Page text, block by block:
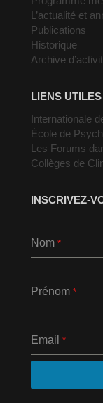
L’actualité et
Publications
Historique
Archive
LIENS UTILES
Internationale
École de
Les Forums
Collèges de
INSCRIVEZ-
Nom *
Prénom *
Email *